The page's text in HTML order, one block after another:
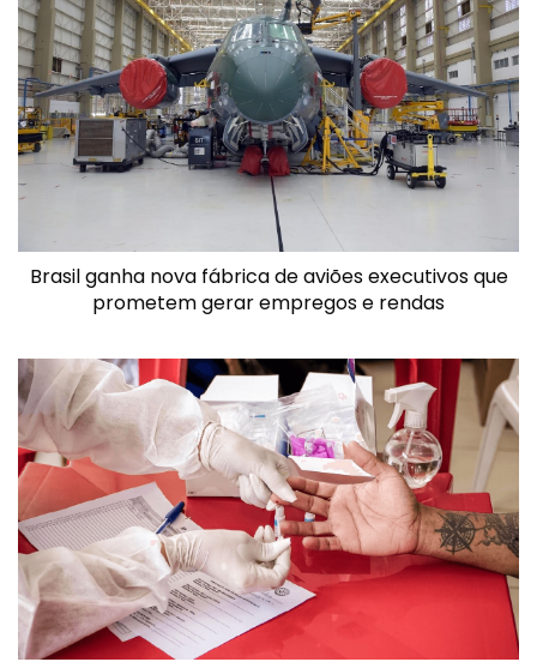
Brasil ganha nova fábrica de aviões executivos que
prometem gerar empregos e rendas